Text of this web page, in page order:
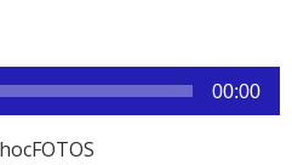
00:00